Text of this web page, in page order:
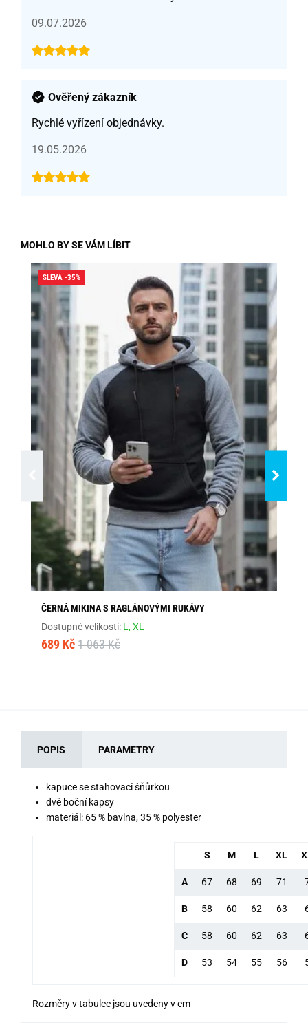
09.07.2026
Ověřený zákazník
Rychlé vyřízení objednávky.
19.05.2026
MOHLO BY SE VÁM LÍBIT
SLEVA -35%
ČERNÁ MIKINA S RAGLÁNOVÝMI RUKÁVY
Dostupné velikosti: L,XL
689 Kč 1 063 Kč
POPIS PARAMETRY
kapuce se stahovací šňůrkou
dvě boční kapsy
materiál: 65 % bavlna, 35 % polyester
S M L XL
A 67 68 69 71
B 58 60 62 63
C 58 60 62 63
D 53 54 55 56
Rozměry v tabulce jsou uvedeny v cm